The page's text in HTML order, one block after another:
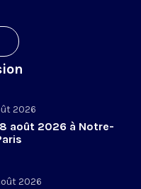
2026
août 2026 à Notre-
2026